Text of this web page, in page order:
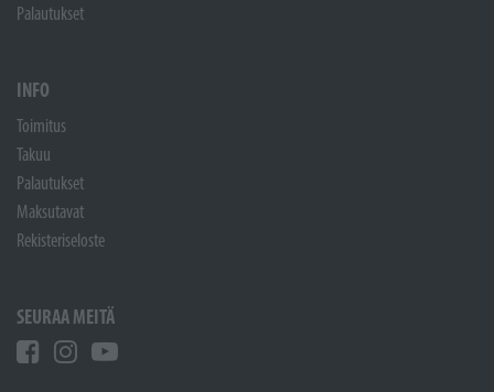
Palautukset
INFO
Toimitus
Takuu
Palautukset
Maksutavat
Rekisteriseloste
SEURAA MEITÄ